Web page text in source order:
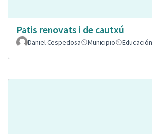
Patis renovats i de cautxú
Daniel Cespedosa
Municipio Educación